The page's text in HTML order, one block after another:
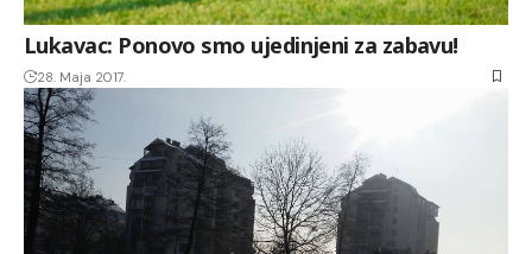
Lukavac: Ponovo smo ujedinjeni za zabavu!
28. Maja 2017.